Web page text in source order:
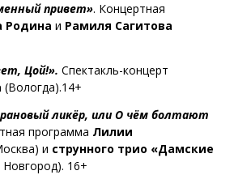
привет». Концертная
Родина и Рамиля Сагитова
Цой!». Спектакль-концерт
(Вологда).14+
ликёр, или О чём болтают
программа Лилии
и струнного трио «Дамские
16+